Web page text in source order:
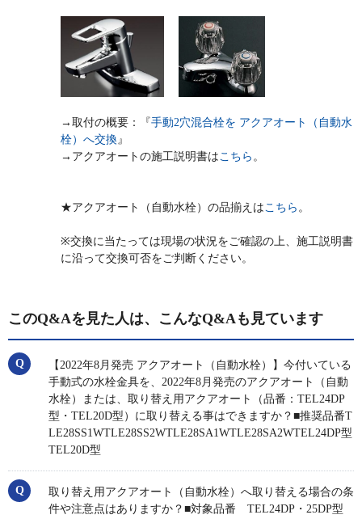
→取付の概要：『手動2穴混合栓を アクアオート（自動水
栓）へ交換』
→アクアオートの施工説明書はこちら 。
★アクアオート（自動水栓）の品揃えはこちら 。
※交換に当たっては現場の状況をご確認の上、施工説明書
に沿って交換可否をご判断ください。
このQ&Aを見た人は、こんなQ&Aも見ています
【2022年8月発売 アクアオート（自動水栓）】今付いている
手動式の水栓金具を、2022年8月発売のアクアオート（自動
水栓）または、取り替え用アクアオート（品番：TEL24DP
型・TEL20D型）に取り替える事はできますか？■推奨品番T
LE28SS1WTLE28SS2WTLE28SA1WTLE28SA2WTEL24DP型
TEL20D型
取り替え用アクアオート（自動水栓）へ取り替える場合の条
件や注意点はありますか？■対象品番 TEL24DP・25DP型